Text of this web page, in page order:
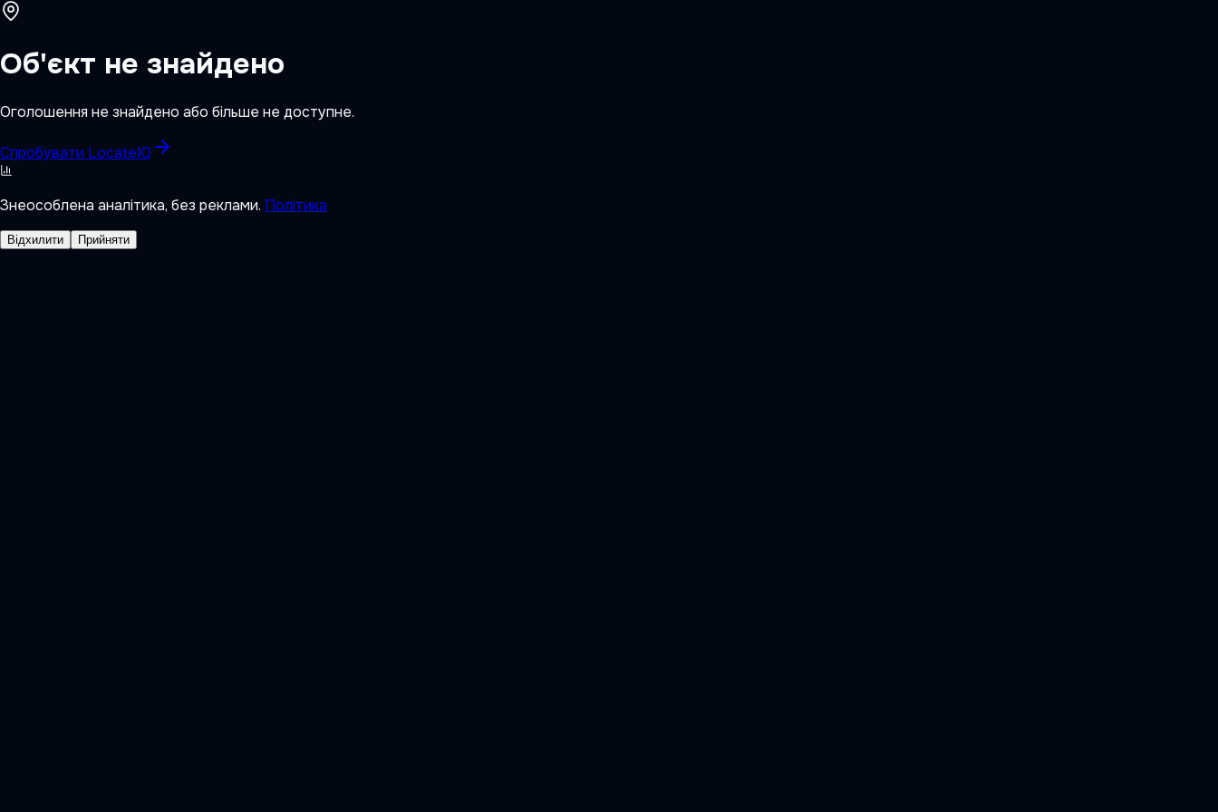
Об'єкт не знайдено
Оголошення не знайдено або більше не доступне.
Спробувати LocateIQ
Знеособлена аналітика, без реклами. Політика
Відхилити Прийняти